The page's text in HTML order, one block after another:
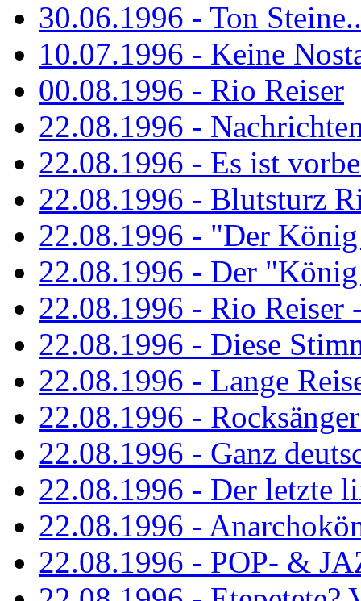
30.06.1996 - Ton
10.07.1996 - Keine
00.08.1996 - Rio Reiser
22.08.1996 -
22.08.1996 - Es ist
22.08.1996 - Blutsturz
22.08.1996 - "Der
22.08.1996 - Der
22.08.1996 - Rio Reiser
22.08.1996 - Diese
22.08.1996 - Lange
22.08.1996 -
22.08.1996 - Ganz
22.08.1996 - Der letzte
22.08.1996 -
22.08.1996 - POP- &